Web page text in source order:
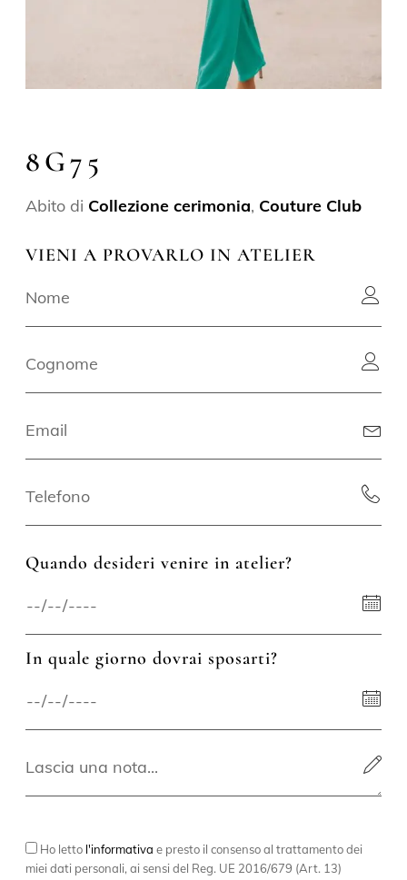
8G75
Abito di Collezione cerimonia, Couture Club
VIENI A PROVARLO IN ATELIER
Quando desideri venire in atelier?
In quale giorno dovrai sposarti?
Ho letto l'informativa e presto il consenso al trattamento dei
miei dati personali, ai sensi del Reg. UE 2016/679 (Art. 13)